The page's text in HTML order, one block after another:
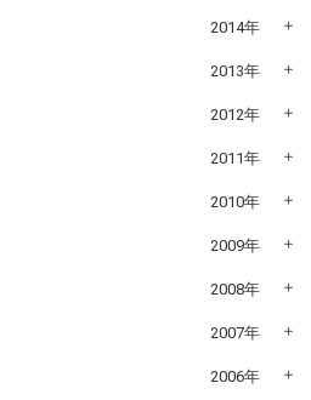
2014年
2013年
2012年
2011年
2010年
2009年
2008年
2007年
2006年